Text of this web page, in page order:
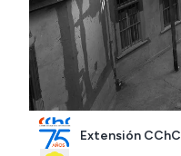
Extensión CChC